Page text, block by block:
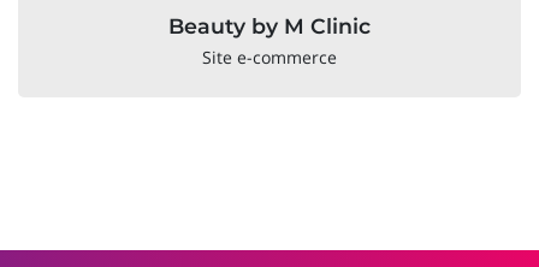
Beauty by M Clinic
Site e-commerce